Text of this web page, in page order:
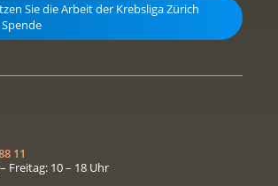
Sie die Arbeit der Krebsliga Zürich
11
Freitag: 10 – 18 Uhr